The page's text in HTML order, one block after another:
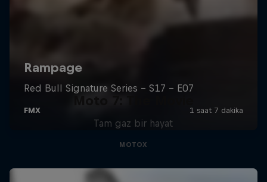
Tam gaz bir hayat
MOTOX